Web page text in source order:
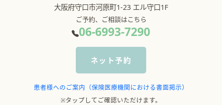
大阪府守口市河原町1-23 エル守口1F
ご予約、ご相談はこちら
06-6993-7290
ネット予約
患者様へのご案内（保険医療機関における書面掲示）
※タップしてご確認いただけます。